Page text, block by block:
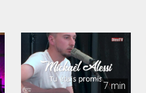
7 min